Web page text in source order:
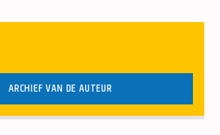
ARCHIEF VAN DE AUTEUR